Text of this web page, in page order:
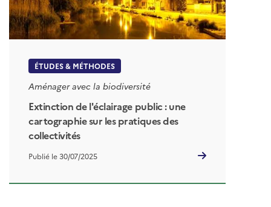
ÉTUDES & MÉTHODES
Aménager avec la biodiversité
Extinction de l'éclairage public : une
cartographie sur les pratiques des
collectivités
Publié le 30/07/2025